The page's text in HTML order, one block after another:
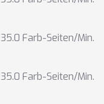
35.0 Farb-Seiten/Min.
35.0 Farb-Seiten/Min.